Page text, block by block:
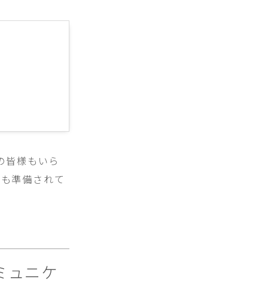
皆様もいら
準備されて
ュニケ